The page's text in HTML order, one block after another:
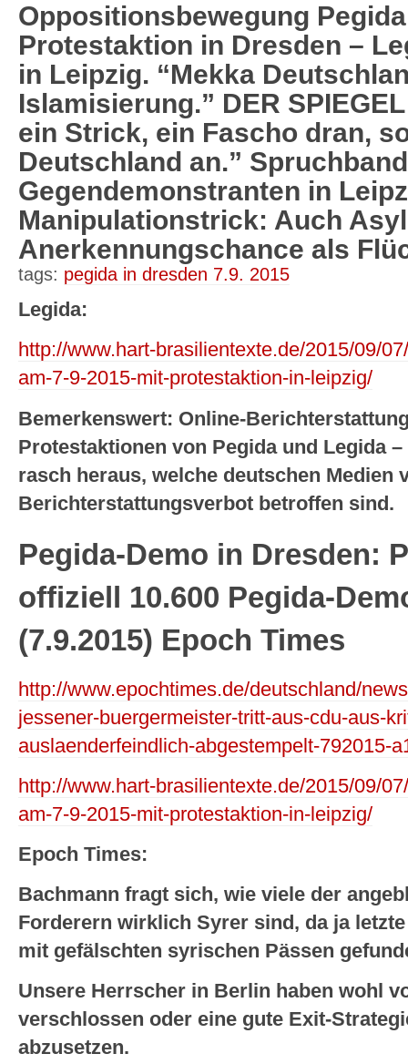
Oppositionsbewegung
Protestaktion in Dresden –
in Leipzig. “Mekka
Islamisierung.” DER
ein Strick, ein Fascho dran,
Deutschland an.”
Gegendemonstranten in
Manipulationstrick: Auch
Anerkennungschance als
tags: pegida in dresden 7.9. 2015
Legida:
http://www.hart-brasilientexte.de/2015/09/
am-7-9-2015-mit-protestaktion-in-leipzig/
Bemerkenswert: Online-
Protestaktionen von Pegida und Legida
rasch heraus, welche deutschen Medien
Berichterstattungsverbot betroffen sind.
Pegida-Demo in Dresden:
offiziell 10.600 Pegida-
(7.9.2015) Epoch Times
http://www.epochtimes.de/deutschland/
jessener-buergermeister-tritt-aus-cdu-aus-
auslaenderfeindlich-abgestempelt-792015-
http://www.hart-brasilientexte.de/2015/09/
am-7-9-2015-mit-protestaktion-in-leipzig/
Epoch Times:
Bachmann fragt sich, wie viele der
Forderern wirklich Syrer sind, da ja
mit gefälschten syrischen Pässen
Unsere Herrscher in Berlin haben wohl
verschlossen oder eine gute Exit-
abzusetzen.